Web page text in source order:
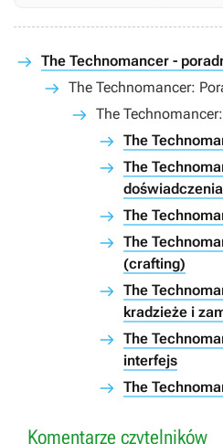
The Technomancer -
The Technomancer:
The
The
The
doświadczenia
The
The
(crafting)
The
kradzieże i
The
interfejs
The
Komentarze czytelników